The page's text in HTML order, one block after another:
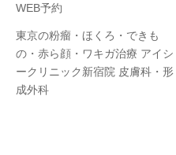
WEB予約
東京の粉瘤・ほくろ・できも
の・赤ら顔・ワキガ治療 アイシ
ークリニック新宿院 皮膚科・形
成外科